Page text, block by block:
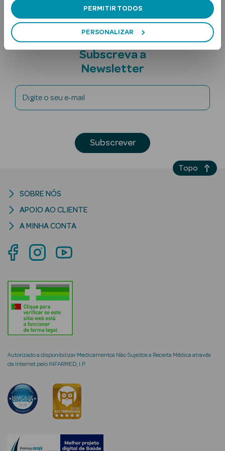
PERMITIR TODOS
PERSONALIZAR
Ver Tudo
Solares
Solares Bebé e
Criança
Rosto e
Ver Tudo
Cosmética
Hidratantes
Séruns Faciais
Creme de Olhos
envelhecimento
Subscreva a
Newsletter
Digite o seu e-mail
Subscrever
Autorizado a disponibilizar Medicamentos Não Sujeitos a Receita Médica através
da Internet pelo INFARMED, I.P.
SOBRE NÓS
APOIO AO CLIENTE
A MINHA CONTA
Topo